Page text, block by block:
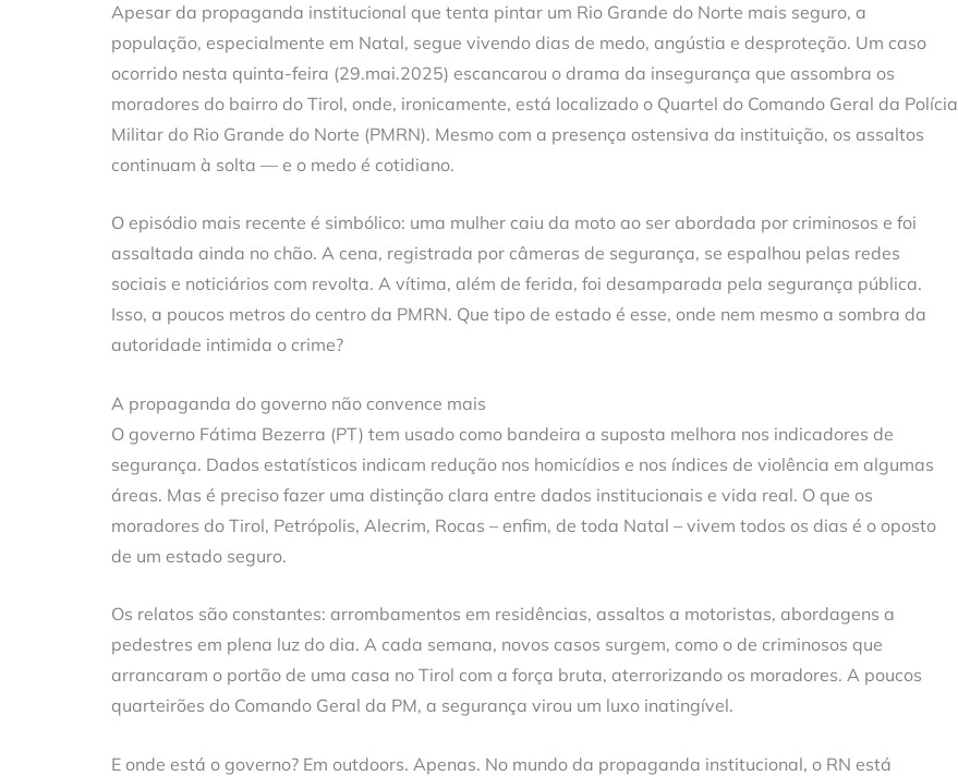
Apesar da propaganda institucional que tenta pintar um Rio Grande do Norte mais seguro, a
população, especialmente em Natal, segue vivendo dias de medo, angústia e desproteção. Um caso
ocorrido nesta quinta-feira (29.mai.2025) escancarou o drama da insegurança que assombra os
moradores do bairro do Tirol, onde, ironicamente, está localizado o Quartel do Comando Geral da Polícia
Militar do Rio Grande do Norte (PMRN). Mesmo com a presença ostensiva da instituição, os assaltos
continuam à solta — e o medo é cotidiano.
O episódio mais recente é simbólico: uma mulher caiu da moto ao ser abordada por criminosos e foi
assaltada ainda no chão. A cena, registrada por câmeras de segurança, se espalhou pelas redes
sociais e noticiários com revolta. A vítima, além de ferida, foi desamparada pela segurança pública.
Isso, a poucos metros do centro da PMRN. Que tipo de estado é esse, onde nem mesmo a sombra da
autoridade intimida o crime?
A propaganda do governo não convence mais
O governo Fátima Bezerra (PT) tem usado como bandeira a suposta melhora nos indicadores de
segurança. Dados estatísticos indicam redução nos homicídios e nos índices de violência em algumas
áreas. Mas é preciso fazer uma distinção clara entre dados institucionais e vida real. O que os
moradores do Tirol, Petrópolis, Alecrim, Rocas – enfim, de toda Natal – vivem todos os dias é o oposto
de um estado seguro.
Os relatos são constantes: arrombamentos em residências, assaltos a motoristas, abordagens a
pedestres em plena luz do dia. A cada semana, novos casos surgem, como o de criminosos que
arrancaram o portão de uma casa no Tirol com a força bruta, aterrorizando os moradores. A poucos
quarteirões do Comando Geral da PM, a segurança virou um luxo inatingível.
E onde está o governo? Em outdoors. Apenas. No mundo da propaganda institucional, o RN está